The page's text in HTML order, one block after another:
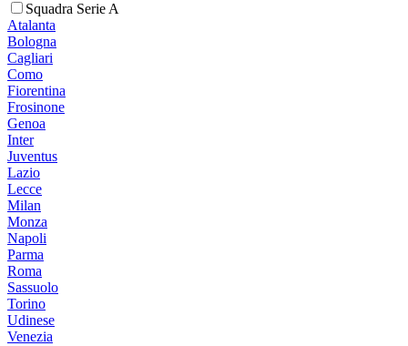
Squadra Serie A
Atalanta
Bologna
Cagliari
Como
Fiorentina
Frosinone
Genoa
Inter
Juventus
Lazio
Lecce
Milan
Monza
Napoli
Parma
Roma
Sassuolo
Torino
Udinese
Venezia